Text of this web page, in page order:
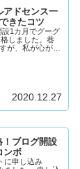
アドセンス一
きたコツ
1カ月でグーグ
しました。巷
が、私が心がけ
2020.12.27
ブログ開設
ンボ
に申し込み